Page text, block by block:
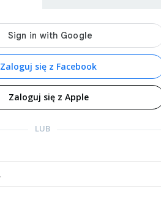
Zaloguj się z Facebook
Zaloguj się z Apple
LUB